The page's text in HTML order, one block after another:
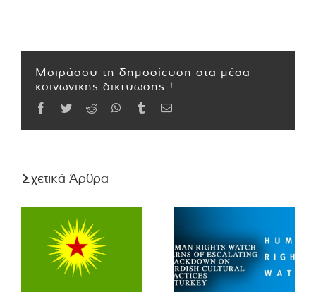
Μοιράσου τη δημοσίευση στα μέσα
κοινωνικής δικτύωσης !
Facebook
TwitterReddit WhatsApp
TumblrEmail
Σχετικά Άρθρα